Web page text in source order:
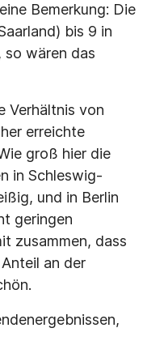
Bemerkung: Die
bis 9 in
so wären das
Verhältnis von
erreichte
groß hier die
in Schleswig-
und in Berlin
geringen
zusammen, dass
an der